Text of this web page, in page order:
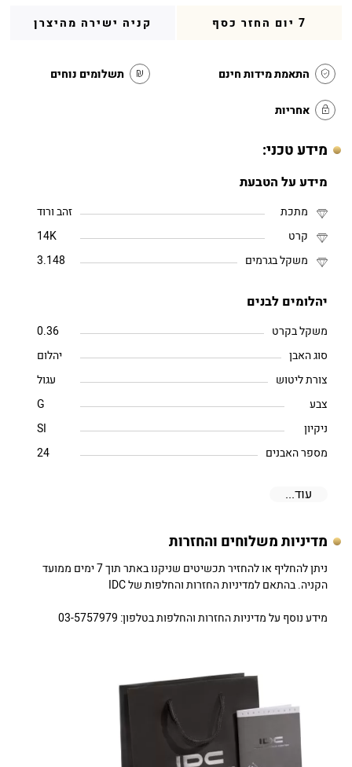
7 יום החזר כסף קניה ישירה מהיצרן
התאמת מידות חינם תשלומים נוחים
אחריות
מידע טכני:
מידע על הטבעת
מתכת
זהב ורוד
קרט
14K
משקל בגרמים
3.148
יהלומים לבנים
משקל בקרט
0.36
סוג האבן
יהלום
צורת ליטוש
עגול
צבע
G
ניקיון
SI
מספר האבנים
24
עוד...
מדיניות משלוחים והחזרות
ניתן להחליף או להחזיר תכשיטים שניקנו באתר תוך 7 ימים ממועד
הקניה. בהתאם למדיניות החזרות והחלפות של IDC
מידע נוסף על מדיניות החזרות והחלפות בטלפון: 03-5757979